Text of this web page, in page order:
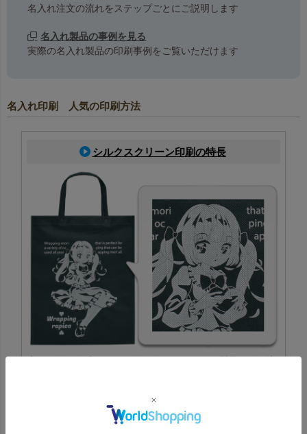
名入れ注文の流れをステップごとにご説明します
名入れ製品の事例を見る
実際の名入れ製品の印刷事例をご覧いただけます
名入れ印刷 人気の印刷方法
シルクスクリーン印刷の特長
シルクスクリーン印刷一覧はこちら